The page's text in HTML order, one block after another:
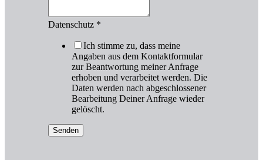
Datenschutz *
Ich stimme zu, dass meine
Angaben aus dem Kontaktformular
zur Beantwortung meiner Anfrage
erhoben und verarbeitet werden. Die
Daten werden nach abgeschlossener
Bearbeitung Deiner Anfrage wieder
gelöscht.
Senden